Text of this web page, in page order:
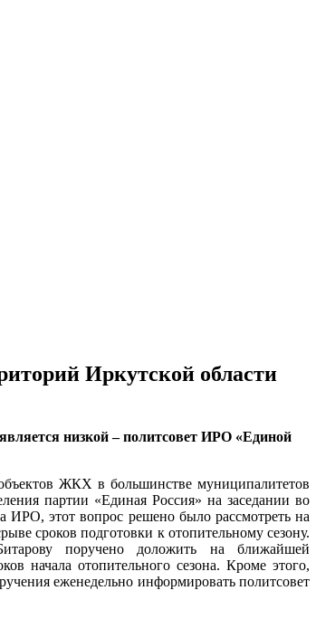
Иркутской области
низкой – политсовет ИРО «Единой
ЖКХ в большинстве муниципалитетов
партии «Единая Россия» на заседании во
ИРО, этот вопрос решено было рассмотреть на
сроков подготовки к отопительному сезону.
поручено доложить на ближайшей
начала отопительного сезона. Кроме этого,
еженедельно информировать политсовет